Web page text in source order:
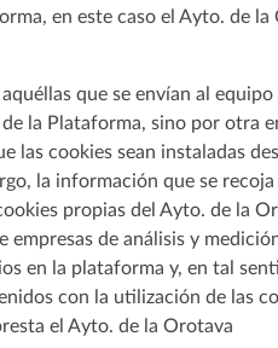
en este caso el Ayto. de
que se envían al
la Plataforma, sino por otra
las cookies sean instaladas
la información que se
propias del Ayto. de la
empresas de análisis y
en la plataforma y, en tal
con la utilización de las
el Ayto. de la Orotava